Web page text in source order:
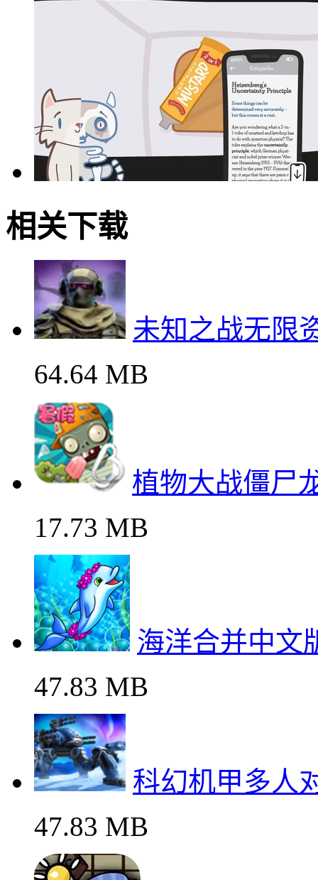
相关下载
未知之战无限
64.64 MB
植物大战僵尸
17.73 MB
海洋合并中文
47.83 MB
科幻机甲多人
47.83 MB